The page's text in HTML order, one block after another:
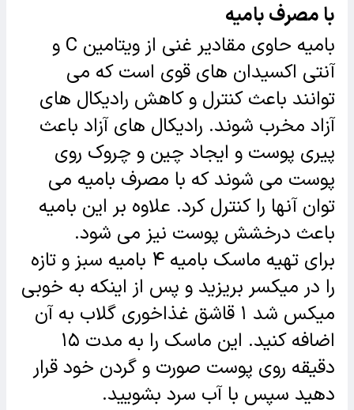
با مصرف بامیه
بامیه حاوی مقادیر غنی از ویتامین C و
آنتی اکسیدان های قوی است که می
توانند باعث کنترل و کاهش رادیکال های
آزاد مخرب شوند. رادیکال های آزاد باعث
پیری پوست و ایجاد چین و چروک روی
پوست می شوند که با مصرف بامیه می
توان آنها را کنترل کرد. علاوه بر این بامیه
باعث درخشش پوست نیز می شود.
برای تهیه ماسک بامیه ۴ بامیه سبز و تازه
را در میکسر بریزید و پس از اینکه به خوبی
میکس شد ۱ قاشق غذاخوری گلاب به آن
اضافه کنید. این ماسک را به مدت ۱۵
دقیقه روی پوست صورت و گردن خود قرار
دهید سپس با آب سرد بشویید.